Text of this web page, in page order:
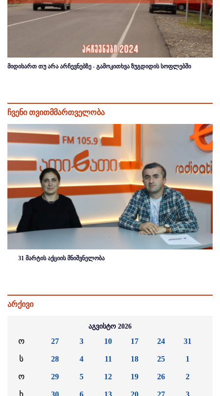
მიდიხართ თუ არა არჩევნებზე - გამოკითხვა ზუგდიდის სოფლებში
ჩვენი თვითმმართველობა
31 მარტის აქციის მნიშვნელობა
არქივი
აგვისტო 2026
ო
ს
ო
27
28
29
3
4
5
10
11
12
17
18
19
24
25
26
31
1
2